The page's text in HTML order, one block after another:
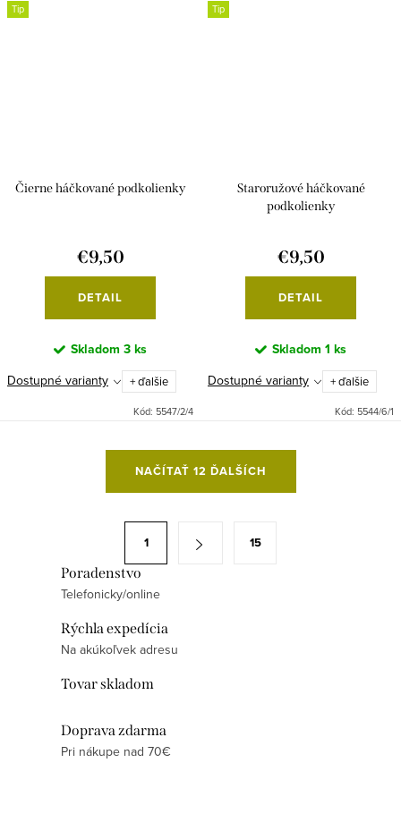
Tip
Čierne háčkované podkolienky
€9,50
DETAIL
Skladom 3 ks
Dostupné varianty + ďalšie
Kód: 5547/2/4
Tip
Staroružové háčkované
podkolienky
€9,50
DETAIL
Skladom 1 ks
Dostupné varianty + ďalšie
Kód: 5544/6/1
NAČÍTAŤ 12 ĎALŠÍCH
1
15
Poradenstvo
Telefonicky/online
Rýchla expedícia
Na akúkoľvek adresu
Tovar skladom
Doprava zdarma
Pri nákupe nad 70€